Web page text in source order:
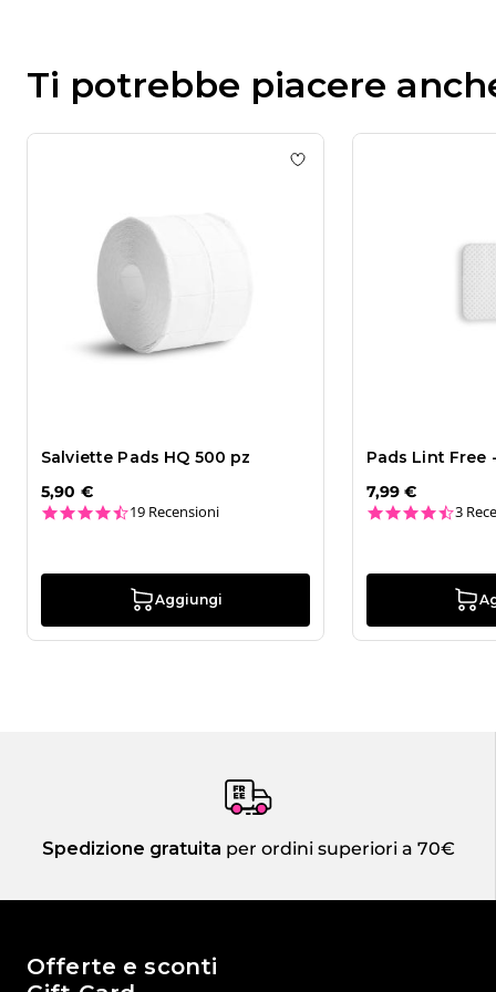
Ti potrebbe piacere
Add to wishlist Salviette
Salviette Pads HQ 500 pz
5,90 €
4.7 star rating
19 Recensioni
Aggiungi
Pads Lint Free
7,99 €
4.3
3
Spedizione gratuita per ordini superiori a 70€
Il mondo di Passione Beauty
Offerte e sconti